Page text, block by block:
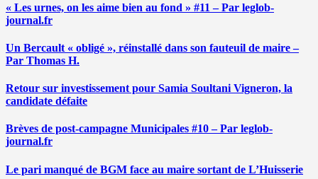
« Les urnes, on les aime bien au fond » #11 – Par leglob-
journal.fr
Un Bercault « obligé », réinstallé dans son fauteuil de maire –
Par Thomas H.
Retour sur investissement pour Samia Soultani Vigneron, la
candidate défaite
Brèves de post-campagne Municipales #10 – Par leglob-
journal.fr
Le pari manqué de BGM face au maire sortant de L’Huisserie